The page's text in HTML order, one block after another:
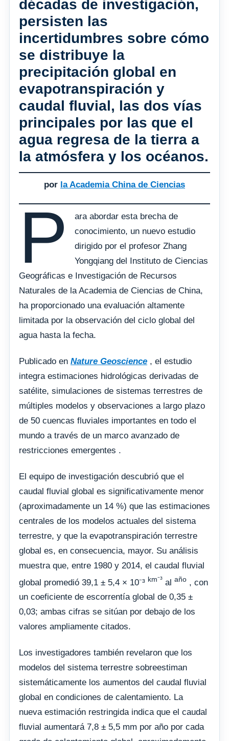
décadas de investigación,
persisten las
incertidumbres sobre cómo
se distribuye la
precipitación global en
evapotranspiración y
caudal fluvial, las dos vías
principales por las que el
agua regresa de la tierra a
la atmósfera y los océanos.
por la Academia China de Ciencias
P
ara abordar esta brecha de
conocimiento, un nuevo estudio
dirigido por el profesor Zhang
Yongqiang del Instituto de Ciencias
Geográficas e Investigación de Recursos
Naturales de la Academia de Ciencias de China,
ha proporcionado una evaluación altamente
limitada por la observación del ciclo global del
agua hasta la fecha.
Publicado en Nature Geoscience , el estudio
integra estimaciones hidrológicas derivadas de
satélite, simulaciones de sistemas terrestres de
múltiples modelos y observaciones a largo plazo
de 50 cuencas fluviales importantes en todo el
mundo a través de un marco avanzado de
restricciones emergentes .
El equipo de investigación descubrió que el
caudal fluvial global es significativamente menor
(aproximadamente un 14 %) que las estimaciones
centrales de los modelos actuales del sistema
terrestre, y que la evapotranspiración terrestre
global es, en consecuencia, mayor. Su análisis
muestra que, entre 1980 y 2014, el caudal fluvial
global promedió 39,1 ± 5,4 × 10⁻³ km⁻³ al año , con
un coeficiente de escorrentía global de 0,35 ±
0,03; ambas cifras se sitúan por debajo de los
valores ampliamente citados.
Los investigadores también revelaron que los
modelos del sistema terrestre sobreestiman
sistemáticamente los aumentos del caudal fluvial
global en condiciones de calentamiento. La
nueva estimación restringida indica que el caudal
fluvial aumentará 7,8 ± 5,5 mm por año por cada